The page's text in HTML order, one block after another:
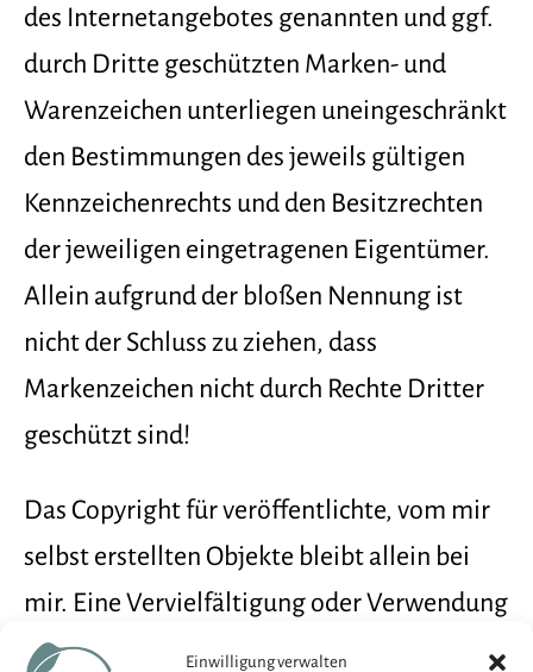
Einwilligung verwalten
des Internetangebotes genannten und ggf.
durch Dritte geschützten Marken- und
Warenzeichen unterliegen uneingeschränkt
den Bestimmungen des jeweils gültigen
Kennzeichenrechts und den Besitzrechten
der jeweiligen eingetragenen Eigentümer.
Allein aufgrund der bloßen Nennung ist
nicht der Schluss zu ziehen, dass
Markenzeichen nicht durch Rechte Dritter
geschützt sind!
Das Copyright für veröffentlichte, vom mir
selbst erstellten Objekte bleibt allein bei
mir. Eine Vervielfältigung oder Verwendung
solcher Grafiken, Tondokumente,